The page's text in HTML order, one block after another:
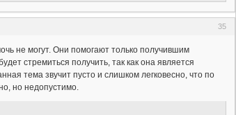
35
не могут. Они помогают только получившим
стремиться получить, так как она является
тема звучит пусто и слишком легковесно, что по
но недопустимо.